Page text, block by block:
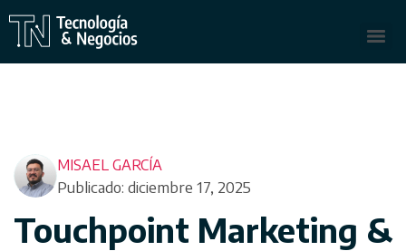
MISAEL GARCÍA
Publicado: diciembre 17, 2025
Touchpoint Marketing &